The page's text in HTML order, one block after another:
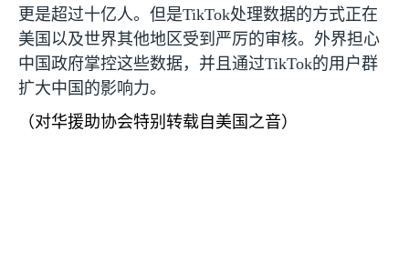
更是超过十亿人。但是TikTok处理数据的方式正在
美国以及世界其他地区受到严厉的审核。外界担心
中国政府掌控这些数据，并且通过TikTok的用户群
扩大中国的影响力。
（对华援助协会特别转载自美国之音）